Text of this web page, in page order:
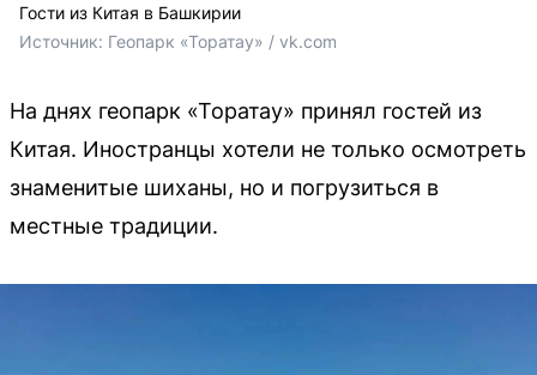
Гости из Китая в Башкирии
Источник: Геопарк «Торатау» / vk.com
На днях геопарк «Торатау» принял гостей из
Китая. Иностранцы хотели не только осмотреть
знаменитые шиханы, но и погрузиться в
местные традиции.